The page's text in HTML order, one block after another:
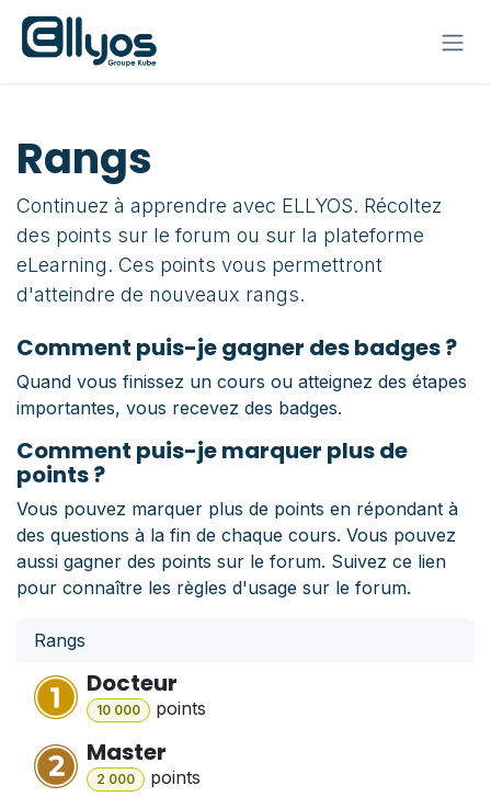
Se rendre au contenu
Rangs
Continuez à apprendre avec ELLYOS. Récoltez
des points sur le forum ou sur la plateforme
eLearning. Ces points vous permettront
d'atteindre de nouveaux rangs.
Comment puis-je gagner des badges ?
Quand vous finissez un cours ou atteignez des étapes
importantes, vous recevez des badges.
Comment puis-je marquer plus de
points ?
Vous pouvez marquer plus de points en répondant à
des questions à la fin de chaque cours. Vous pouvez
aussi gagner des points sur le forum. Suivez ce lien
pour connaître les règles d'usage sur le forum.
Rangs
Docteur
10 000 points
Master
2 000 points